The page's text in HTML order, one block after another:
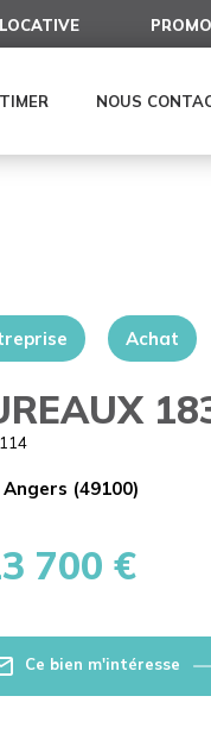
NOUS
Achat
Angers (49100)
700 €
Ce bien m'intéresse